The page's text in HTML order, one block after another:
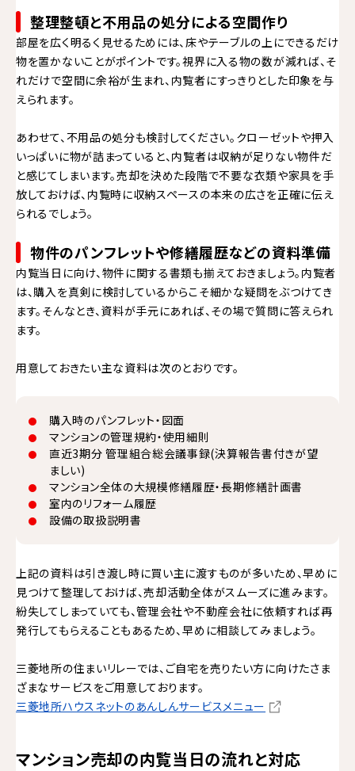
整理整頓と不用品の処分による空間作り
部屋を広く明るく見せるためには、床やテーブルの上にできるだけ
物を置かないことがポイントです。視界に入る物の数が減れば、そ
れだけで空間に余裕が生まれ、内覧者にすっきりとした印象を与
えられます。
あわせて、不用品の処分も検討してください。クローゼットや押入
いっぱいに物が詰まっていると、内覧者は収納が足りない物件だ
と感じてしまいます。売却を決めた段階で不要な衣類や家具を手
放しておけば、内覧時に収納スペースの本来の広さを正確に伝え
られるでしょう。
物件のパンフレットや修繕履歴などの資料準備
内覧当日に向け、物件に関する書類も揃えておきましょう。内覧者
は、購入を真剣に検討しているからこそ細かな疑問をぶつけてき
ます。そんなとき、資料が手元にあれば、その場で質問に答えられ
ます。
用意しておきたい主な資料は次のとおりです。
購入時のパンフレット・図面
マンションの管理規約・使用細則
直近3期分 管理組合総会議事録(決算報告書付きが望
ましい)
マンション全体の大規模修繕履歴・長期修繕計画書
室内のリフォーム履歴
設備の取扱説明書
上記の資料は引き渡し時に買い主に渡すものが多いため、早めに
見つけて整理しておけば、売却活動全体がスムーズに進みます。
紛失してしまっていても、管理会社や不動産会社に依頼すれば再
発行してもらえることもあるため、早めに相談してみましょう。
三菱地所の住まいリレーでは、ご自宅を売りたい方に向けたさま
ざまなサービスをご用意しております。
三菱地所ハウスネットのあんしんサービスメニュー
マンション売却の内覧当日の流れと対応